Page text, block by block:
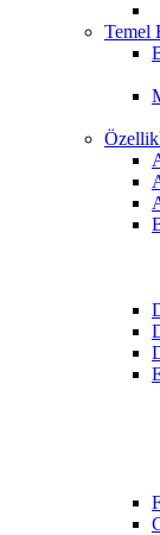
Temel